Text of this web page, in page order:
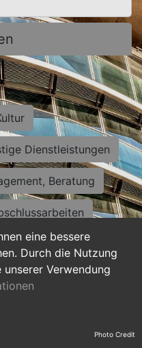
eine bessere
Durch die Nutzung
Verwendung
Dienstleistungen
Beratung
Sekretariat
Ausbildung Photo Credit